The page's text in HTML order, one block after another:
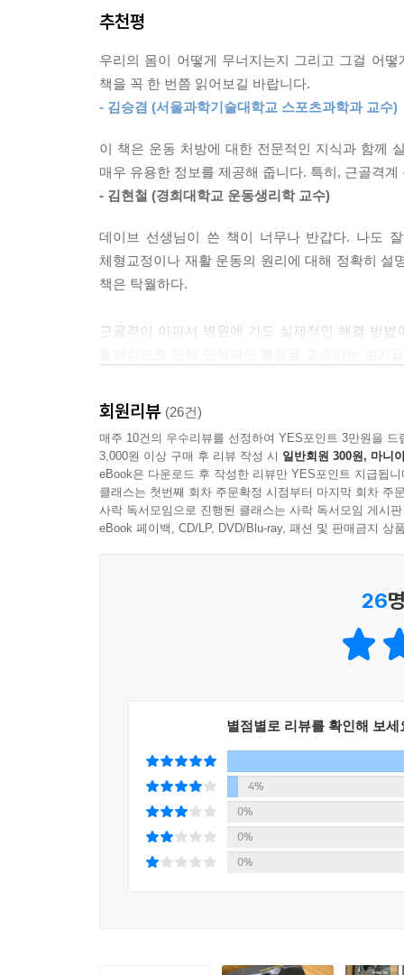
--- 「법칙 25_골반이 틀어진 채로 걷는다는 것」
견갑골은 흉추에 있는 2번 갈비뼈와 7번 갈비뼈
위해서는 견갑골의 안정성이 중요하죠. 하지만
갑이 앞쪽으로 말린 형태가 됩니다. 우리는 이것을
--- 「법칙 35_벼는 익을수록 고개를 숙이고, 등과
나와야 하죠. 그리고 이때 상체의 움직임은 오히
골반과 몸통이 움직이는 방향은 서로 반대로 작용
수 있습니다. 이 움직임이 바르게 일어나려면 움
--- 「Q4_걷는 자세도 중요하다는데 잘 걷고 있는 걸까요?
“골반이 틀어졌다면 골반만 교정하면 될까?”
오다리라면 무릎만 교정하면 될까? 한쪽 발목이
동대학교 대학원에서 스포츠마케팅을 전공한
맞췄다. 무릎과 발목에 생긴 이상의 원인이 골반의
저자는 우리 몸의 유기성을 쉽게 이해할 수 있도
방안을 모색할 수 있도록 바로 따라 할 수 있는
상세히 담아내고, 100여 컷의 일러스트를 더해 이
몸의 본질을 이해하는 데 도움을 주는 내 몸 사용
1세대와 2세대 체형 교정 전문가의
실전에서 증명된 체형 교정 가이드
우리 몸은 이론으로만 단언할 수 없는 부분이 분
이상 활발히 활동한 아버지의 경험을 이어받아 10
저자는 이를 바탕으로 이론을 발전시키고 실천
수업을 들은 의사, 물리치료사부터 대학원생, 수
“체형 교정에도 유효기간이 있다!”
누적 조회수 2800만회,
28만 구독자가 인정한 지속 가능한 본질 운동법
‘운동’이 레드오션 중에서도 레드오션이 된 것
영상을 통해 누적 조회수 약 2800만 회를 기록하
추천평
우리의 몸이 어떻게 무너지는지 그리고 그걸 어
책을 꼭 한 번쯤 읽어보길 바랍니다.
- 김승겸 (서울과학기술대학교 스포츠과학과 교수)
이 책은 운동 처방에 대한 전문적인 지식과 함께
매우 유용한 정보를 제공해 줍니다. 특히, 근골격
- 김현철 (경희대학교 운동생리학 교수)
데이브 선생님이 쓴 책이 너무나 반갑다. 나도
체형교정이나 재활 운동의 원리에 대해 정확히
책은 탁월하다.
근골격이 아파서 병원에 가도 실제적인 해결 방
- 김윤영 (가천대 길병원 외과 교수)
어렸을 때부터 습관이 된 엎드려 공부하는 자세
데이브 님을 만나 편한 자세가 아닌 몸을 바르게
데이브 님이 라이브 방송에서 하신 ‘정신력과 육
균형'을 잊고 사는 사람들에게 몸을 바르게 사용
회원리뷰 (26건)
매주 10건의 우수리뷰를 선정하여 YES포인트 3만원을 드
3,000원 이상 구매 후 리뷰 작성 시 일반회원 300원, 마니
eBook은 다운로드 후 작성한 리뷰만 YES포인트 지급됩니
클래스는 첫번째 회차 주문확정 시점부터 마지막 회차 주
사락 독서모임으로 진행된 클래스는 사락 독서모임 게시
eBook 페이백, CD/LP, DVD/Blu-ray, 패션 및 판매금지 상
26
별점별로 리뷰를 확인해 보세
4%
0%
0%
0%